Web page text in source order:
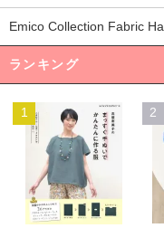
Emico Collection Fabric
ランキング
1 2